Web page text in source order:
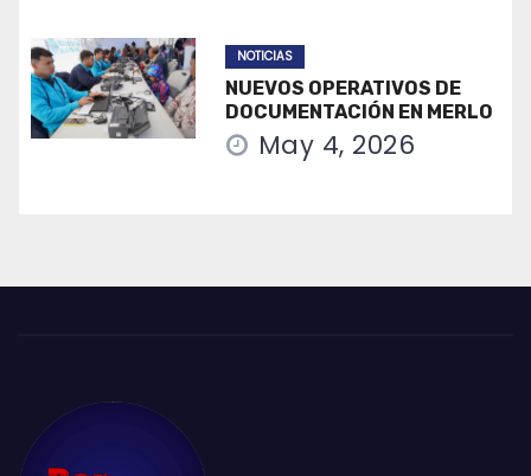
NOTICIAS
NUEVOS OPERATIVOS DE
DOCUMENTACIÓN EN MERLO
May 4, 2026